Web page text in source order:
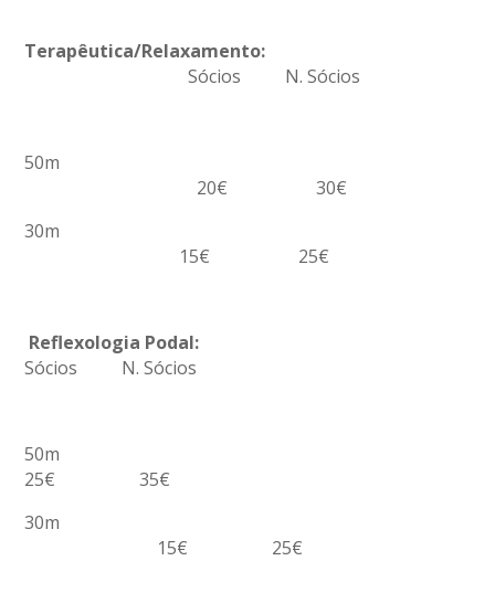
Terapêutica/Relaxamento:
Sócios N. Sócios
50m
20€ 30€
30m
15€ 25€
Reflexologia Podal:
Sócios N. Sócios
50m
25€ 35€
30m
15€ 25€